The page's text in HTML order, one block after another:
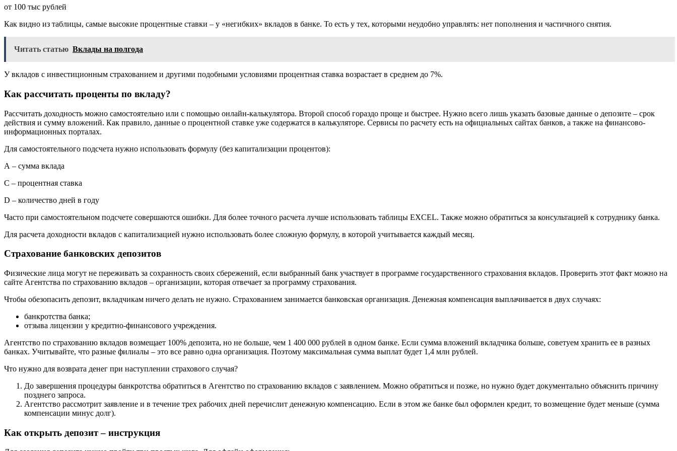
от 100 тыс рублей
Как видно из таблицы, самые высокие процентные ставки – у «негибких» вкладов в банке. То есть у тех, которыми неудобно управлять: нет пополнения и частичного снятия.
Читать статью Вклады на полгода
У вкладов с инвестиционным страхованием и другими подобными условиями процентная ставка возрастает в среднем до 7%.
Как рассчитать проценты по вкладу?
Рассчитать доходность можно самостоятельно или с помощью онлайн-калькулятора. Второй способ гораздо проще и быстрее. Нужно всего лишь указать базовые данные о депозите – срок
действия и сумму вложений. Как правило, данные о процентной ставке уже содержатся в калькуляторе. Сервисы по расчету есть на официальных сайтах банков, а также на финансово-
информационных порталах.
Для самостоятельного подсчета нужно использовать формулу (без капитализации процентов):
А – сумма вклада
С – процентная ставка
D – количество дней в году
Часто при самостоятельном подсчете совершаются ошибки. Для более точного расчета лучше использовать таблицы EXCEL. Также можно обратиться за консультацией к сотруднику банка.
Для расчета доходности вкладов с капитализацией нужно использовать более сложную формулу, в которой учитывается каждый месяц.
Страхование банковских депозитов
Физические лица могут не переживать за сохранность своих сбережений, если выбранный банк участвует в программе государственного страхования вкладов. Проверить этот факт можно на
сайте Агентства по страхованию вкладов – организации, которая отвечает за программу страхования.
Чтобы обезопасить депозит, вкладчикам ничего делать не нужно. Страхованием занимается банковская организация. Денежная компенсация выплачивается в двух случаях:
банкротства банка;
отзыва лицензии у кредитно-финансового учреждения.
Агентство по страхованию вкладов возмещает 100% депозита, но не больше, чем 1 400 000 рублей в одном банке. Если сумма вложений вкладчика больше, советуем хранить ее в разных
банках. Учитывайте, что разные филиалы – это все равно одна организация. Поэтому максимальная сумма выплат будет 1,4 млн рублей.
Что нужно для возврата денег при наступлении страхового случая?
До завершения процедуры банкротства обратиться в Агентство по страхованию вкладов с заявлением. Можно обратиться и позже, но нужно будет документально объяснить причину
позднего запроса.
Агентство рассмотрит заявление и в течение трех рабочих дней перечислит денежную компенсацию. Если в этом же банке был оформлен кредит, то возмещение будет меньше (сумма
компенсации минус долг).
Как открыть депозит – инструкция